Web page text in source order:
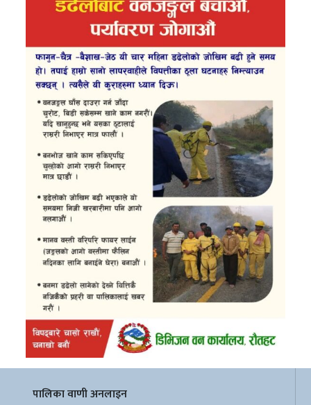
पालिका वाणी अनलाइन